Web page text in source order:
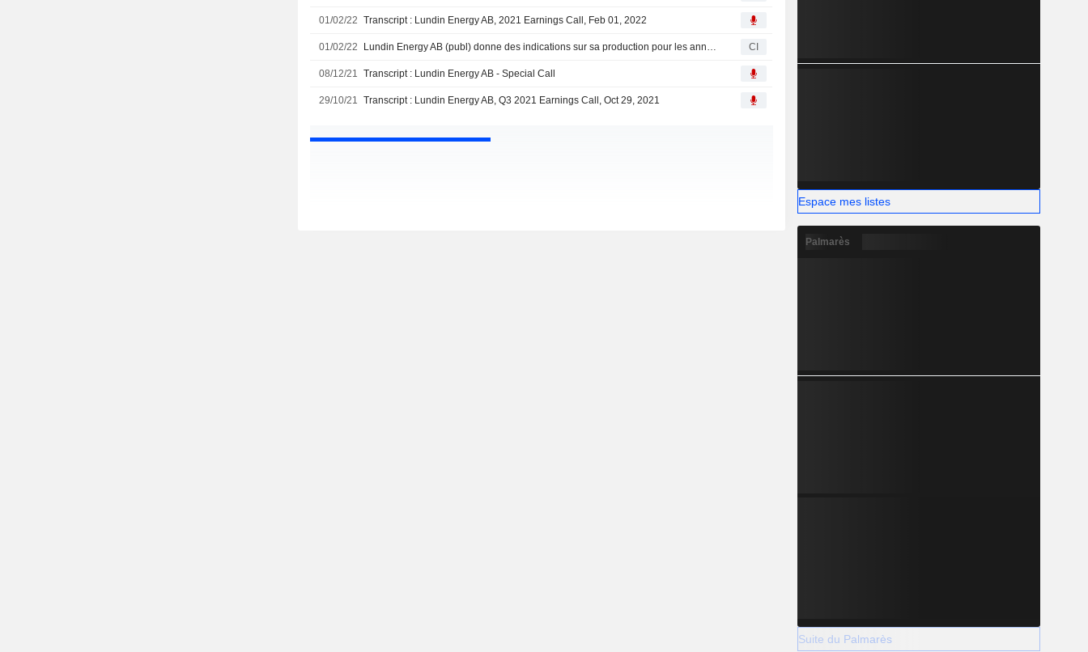
01/02/22 Transcript : Lundin Energy AB, 2021 Earnings Call, Feb 01, 2022
01/02/22 Lundin Energy AB (publ) donne des indications sur sa production pour les années 2022 et 2023 CI
08/12/21 Transcript : Lundin Energy AB - Special Call
29/10/21 Transcript : Lundin Energy AB, Q3 2021 Earnings Call, Oct 29, 2021
Espace mes listes
Palmarès
Suite du Palmarès